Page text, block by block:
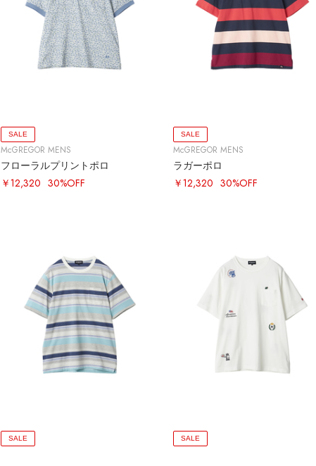
SALE
McGREGOR MENS
フローラルプリントポロ
￥12,320 30%OFF
SALE
McGREGOR MENS
ラガーポロ
￥12,320 30%OFF
SALE SALE